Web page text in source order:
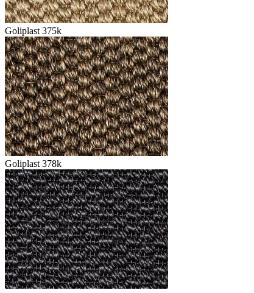
Goliplast 375k
Goliplast 378k